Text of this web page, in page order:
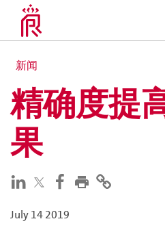
新闻
精确度提
果
July 14 2019